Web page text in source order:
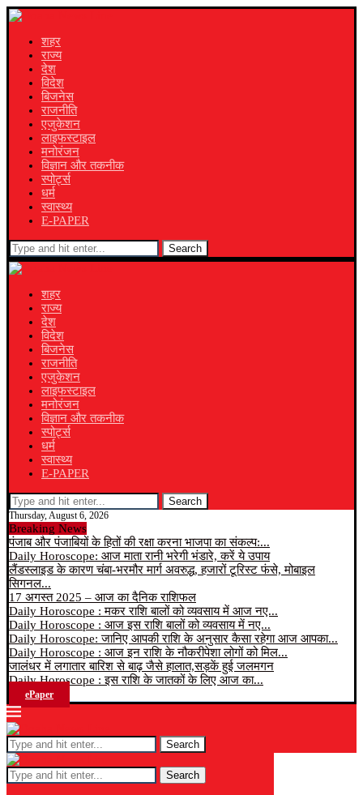
शहर
राज्य
देश
विदेश
बिजनेस
राजनीति
एजुकेशन
लाइफस्टाइल
मनोरंजन
विज्ञान और तकनीक
स्पोर्ट्स
धर्म
स्वास्थ्य
E-PAPER
Search
शहर
राज्य
देश
विदेश
बिजनेस
राजनीति
एजुकेशन
लाइफस्टाइल
मनोरंजन
विज्ञान और तकनीक
स्पोर्ट्स
धर्म
स्वास्थ्य
E-PAPER
Search
Thursday, August 6, 2026
Breaking News
पंजाब और पंजाबियों के हितों की रक्षा करना भाजपा का संकल्प:...
Daily Horoscope: आज माता रानी भरेगी भंडारे, करें ये उपाय
लैंडस्लाइड के कारण चंबा-भरमौर मार्ग अवरुद्ध, हजारों टूरिस्ट फंसे, मोबाइल
सिगनल...
17 अगस्त 2025 – आज का दैनिक राशिफल
Daily Horoscope : मकर राशि बालों को व्यवसाय में आज नए...
Daily Horoscope : आज इस राशि बालों को व्यवसाय में नए...
Daily Horoscope: जानिए आपकी राशि के अनुसार कैसा रहेगा आज आपका...
Daily Horoscope : आज इन राशि के नौकरीपेशा लोगों को मिल...
जालंधर में लगातार बारिश से बाढ़ जैसे हालात,सड़कें हुई जलमगन
Daily Horoscope : इस राशि के जातकों के लिए आज का...
ePaper
Search
Search